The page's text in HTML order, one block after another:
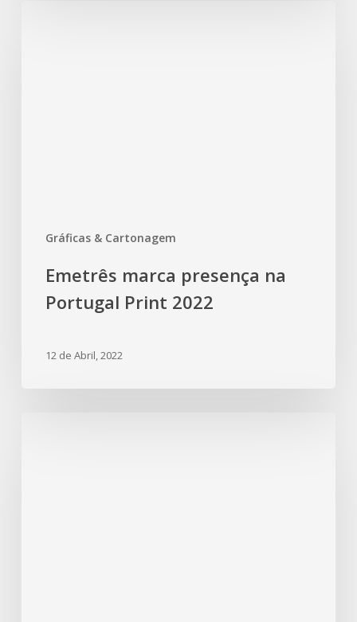
Gráficas & Cartonagem
Emetrês marca presença na
Portugal Print 2022
12 de Abril, 2022